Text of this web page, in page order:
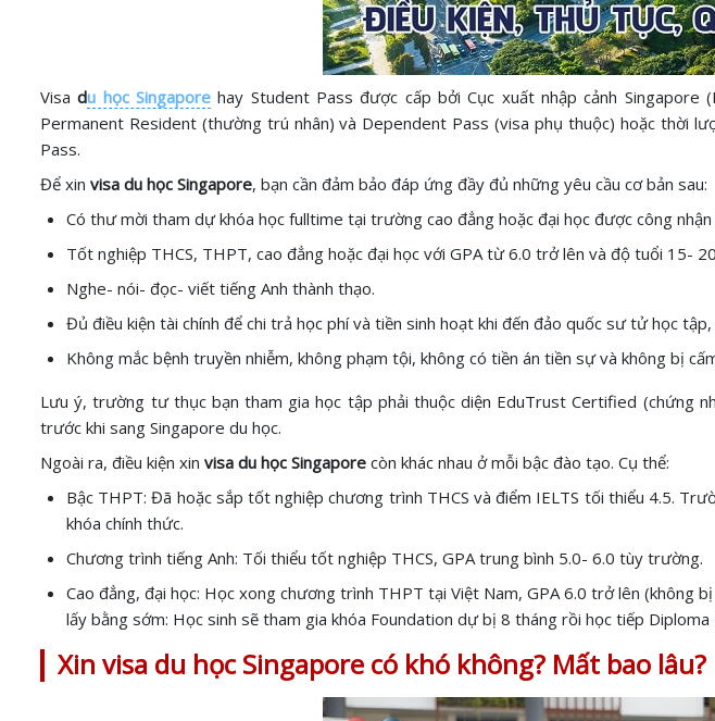
Visa du học Singaporehay Student Pass được cấp bởi Cục xuất nhập cảnh Singapore
Permanent Resident (thường trú nhân) và Dependent Pass (visa phụ thuộc) hoặc thời
Pass.
Để xin visa du học Singapore, bạn cần đảm bảo đáp ứng đầy đủ những yêu cầu cơ bản sau:
Có thư mời tham dự khóa học fulltime tại trường cao đẳng hoặc đại học được công nhận
Tốt nghiệp THCS, THPT, cao đẳng hoặc đại học với GPA từ 6.0 trở lên và độ tuổi 15-
Nghe- nói- đọc- viết tiếng Anh thành thạo.
Đủ điều kiện tài chính để chi trả học phí và tiền sinh hoạt khi đến đảo quốc sư tử học tập,
Không mắc bệnh truyền nhiễm, không phạm tội, không có tiền án tiền sự và không bị
Lưu ý, trường tư thục bạn tham gia học tập phải thuộc diện EduTrust Certified (chứng
trước khi sang Singapore du học.
Ngoài ra, điều kiện xin visa du học Singapore còn khác nhau ở mỗi bậc đào tạo. Cụ thể:
Bậc THPT: Đã hoặc sắp tốt nghiệp chương trình THCS và điểm IELTS tối thiểu 4.5.
khóa chính thức.
Chương trình tiếng Anh: Tối thiểu tốt nghiệp THCS, GPA trung bình 5.0- 6.0 tùy trường.
Cao đẳng, đại học: Học xong chương trình THPT tại Việt Nam, GPA 6.0 trở lên (không
lấy bằng sớm: Học sinh sẽ tham gia khóa Foundation dự bị 8 tháng rồi học tiếp
Xin visa du học Singapore có khó không? Mất bao lâu?